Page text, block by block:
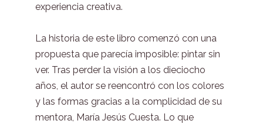
experiencia creativa.
La historia de este libro comenzó con una
propuesta que parecía imposible: pintar sin
ver. Tras perder la visión a los dieciocho
años, el autor se reencontró con los colores
y las formas gracias a la complicidad de su
mentora, María Jesús Cuesta. Lo que